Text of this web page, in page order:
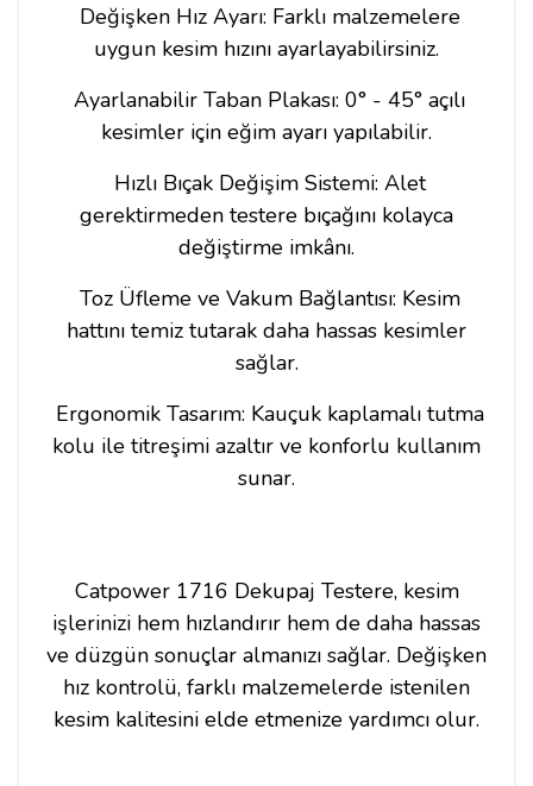
Değişken Hız Ayarı: Farklı malzemelere
uygun kesim hızını ayarlayabilirsiniz.
Ayarlanabilir Taban Plakası: 0° - 45° açılı
kesimler için eğim ayarı yapılabilir.
Hızlı Bıçak Değişim Sistemi: Alet
gerektirmeden testere bıçağını kolayca
değiştirme imkânı.
Toz Üfleme ve Vakum Bağlantısı: Kesim
hattını temiz tutarak daha hassas kesimler
sağlar.
Ergonomik Tasarım: Kauçuk kaplamalı tutma
kolu ile titreşimi azaltır ve konforlu kullanım
sunar.
Catpower 1716 Dekupaj Testere, kesim
işlerinizi hem hızlandırır hem de daha hassas
ve düzgün sonuçlar almanızı sağlar. Değişken
hız kontrolü, farklı malzemelerde istenilen
kesim kalitesini elde etmenize yardımcı olur.